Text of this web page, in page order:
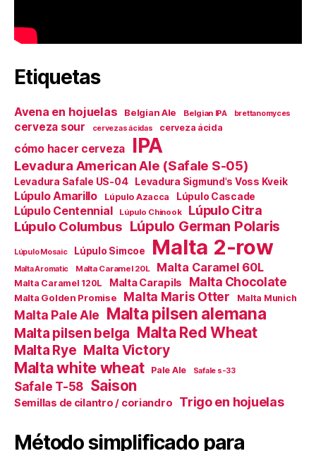
Etiquetas
Avena en hojuelas Belgian Ale Belgian IPA brettanomyces
cerveza sour cervezas ácidas cerveza ácida
cómo hacer cerveza IPA
Levadura American Ale (Safale S-05)
Levadura Safale US-04 Levadura Sigmund's Voss Kveik
Lúpulo Amarillo Lúpulo Azacca Lúpulo Cascade
Lúpulo Centennial Lúpulo Chinook Lúpulo Citra
Lúpulo Columbus Lúpulo German Polaris
Lúpulo Mosaic Lúpulo Simcoe Malta 2-row
Malta Aromatic Malta Caramel 20L Malta Caramel 60L
Malta Caramel 120L Malta Carapils Malta Chocolate
Malta Golden Promise Malta Maris Otter Malta Munich
Malta Pale Ale Malta pilsen alemana
Malta pilsen belga Malta Red Wheat
Malta Rye Malta Victory
Malta white wheat Pale Ale Safale s-33
Safale T-58 Saison
Semillas de cilantro / coriandro Trigo en hojuelas
Método simplificado para